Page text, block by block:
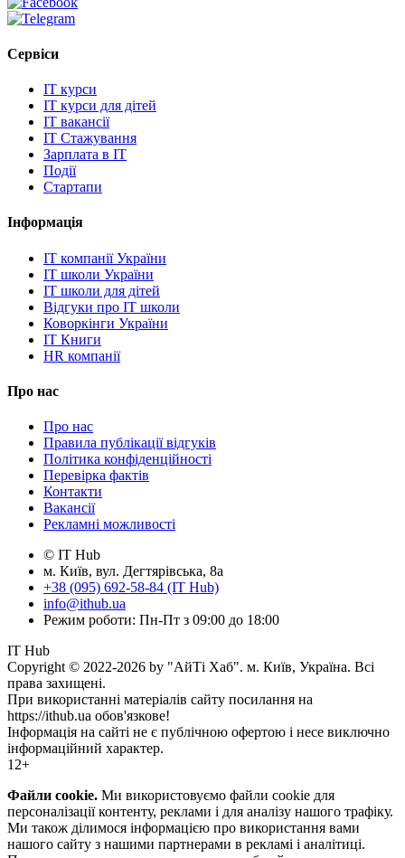
Сервіси
IT курси
IT курси для дітей
IT вакансії
IT Стажування
Зарплата в IT
Події
Стартапи
Інформація
IT компанії України
IT школи України
IT школи для дітей
Відгуки про IT школи
Коворкінги України
IT Книги
HR компанії
Про нас
Про нас
Правила публікації відгуків
Політика конфіденційності
Перевірка фактів
Контакти
Вакансії
Рекламні можливості
© IT Hub
м. Київ, вул. Дегтярівська, 8а
+38 (095) 692-58-84 (IT Hub)
info@ithub.ua
Режим роботи: Пн-Пт з 09:00 до 18:00
IT Hub
Copyright © 2022-2026 by "АйТі Хаб". м. Київ, Україна. Всі
права захищені.
При використанні матеріалів сайту посилання на
https://ithub.ua обов'язкове!
Інформація на сайті не є публічною офертою і несе виключно
інформаційний характер.
12+
Файли cookie. Ми використовуємо файли cookie для
персоналізації контенту, реклами і для аналізу нашого трафіку.
Ми також ділимося інформацією про використання вами
нашого сайту з нашими партнерами в рекламі і аналітиці.